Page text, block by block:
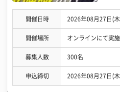
開催日時 2026年08月27日(
開催場所 オンラインにて実施
募集人数 300名
申込締切 2026年08月27日(